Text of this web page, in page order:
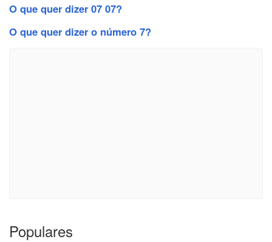
O que quer dizer 07 07?
O que quer dizer o número 7?
Populares